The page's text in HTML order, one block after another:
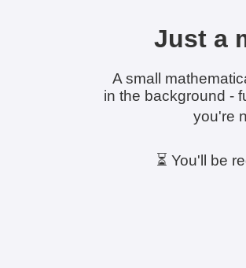
Just a
A small
in the background -
you're
⏳ You'll be